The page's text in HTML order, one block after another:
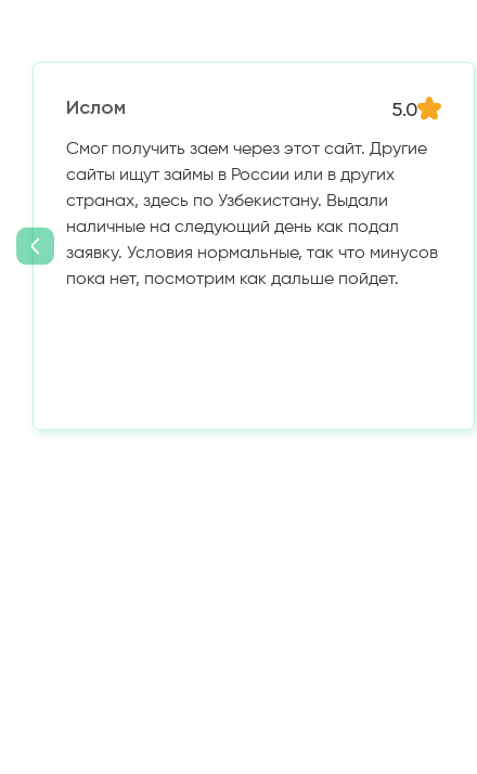
Ислом 5.0
Смог получить заем через этот сайт. Другие
сайты ищут займы в России или в других
странах, здесь по Узбекистану. Выдали
наличные на следующий день как подал
заявку. Условия нормальные, так что минусов
пока нет, посмотрим как дальше пойдет.